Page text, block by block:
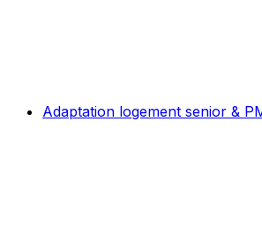
Adaptation logement senior &